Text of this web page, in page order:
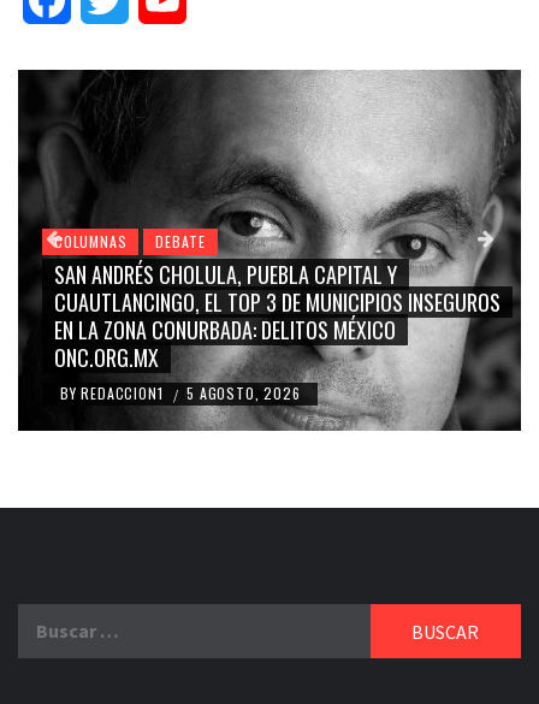
PUEBLA CAPITAL Y
EL TOP 3 DE MUNICIPIOS INSEGUROS
DELITOS MÉXICO
5 AGOSTO, 2026
COLUMNAS DEBATE
GRACE
CARMEN SALINAS
BLANCO, SILVIA
RIDICULIZACIÓN DE
BY REDACCION1 / 4